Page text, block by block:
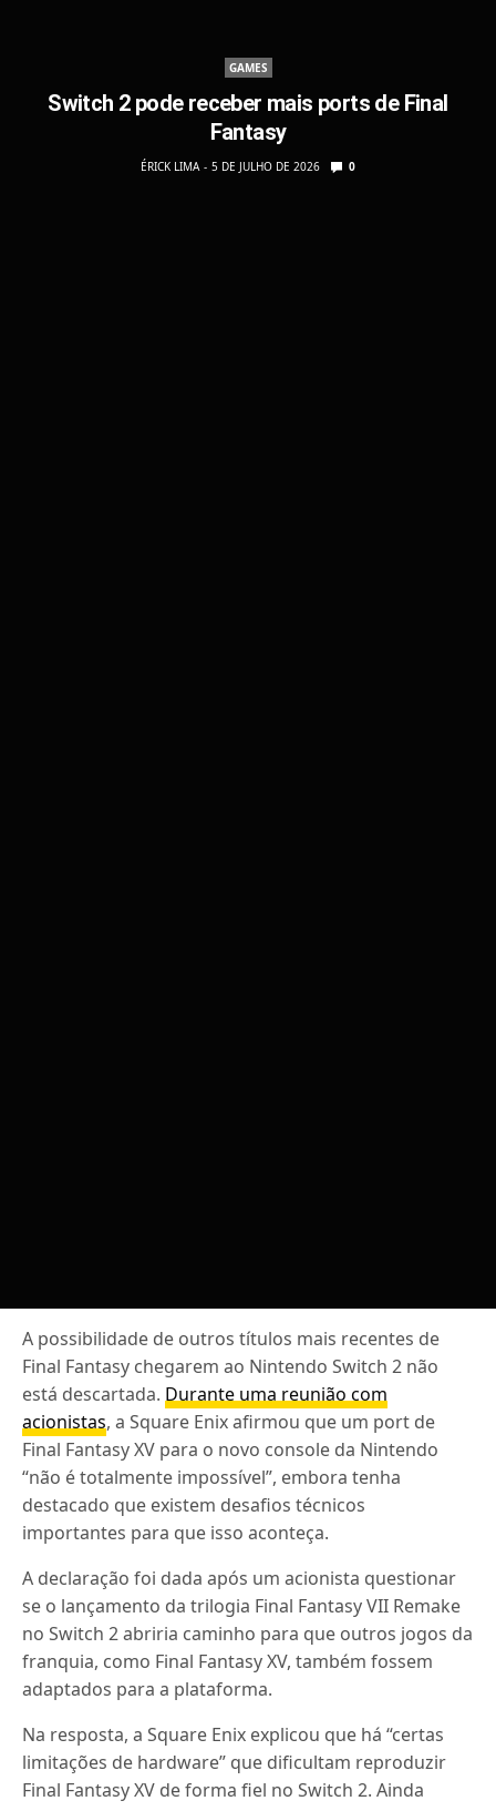
GAMES
Switch 2 pode receber mais ports de Final
Fantasy
ÉRICK LIMA 5 DE JULHO DE 2026 0
A possibilidade de outros títulos mais recentes de
Final Fantasy chegarem ao Nintendo Switch 2 não
está descartada. Durante uma reunião com
acionistas, a Square Enix afirmou que um port de
Final Fantasy XV para o novo console da Nintendo
“não é totalmente impossível”, embora tenha
destacado que existem desafios técnicos
importantes para que isso aconteça.
A declaração foi dada após um acionista questionar
se o lançamento da trilogia Final Fantasy VII Remake
no Switch 2 abriria caminho para que outros jogos da
franquia, como Final Fantasy XV, também fossem
adaptados para a plataforma.
Na resposta, a Square Enix explicou que há “certas
limitações de hardware” que dificultam reproduzir
Final Fantasy XV de forma fiel no Switch 2. Ainda